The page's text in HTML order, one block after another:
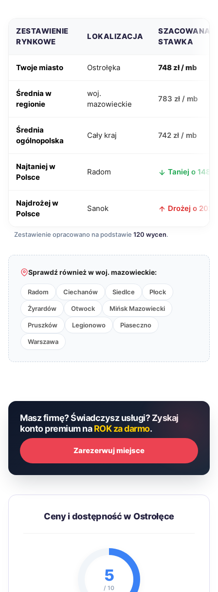
ZESTAWIENIE
RYNKOWE
LOKALIZACJA
SZACOWANA
STAWKA
Twoje miasto Ostrołęka 748 zł / mb
Średnia w
regionie
woj.
mazowieckie
783 zł / mb
Średnia
ogólnopolska
Cały kraj 742 zł / mb
Najtaniej w
Polsce
Radom Taniej o 148 zł
Najdrożej w
Polsce
Sanok Drożej o 202
Zestawienie opracowano na podstawie 120 wycen.
Sprawdź również w woj. mazowieckie:
Radom Ciechanów Siedlce Płock
Żyrardów Otwock Mińsk Mazowiecki
Pruszków Legionowo Piaseczno
Warszawa
Masz firmę? Świadczysz usługi? Zyskaj
konto premium naROK za darmo.
Zarezerwuj miejsce
Ceny i dostępność w Ostrołęce
5
/ 10